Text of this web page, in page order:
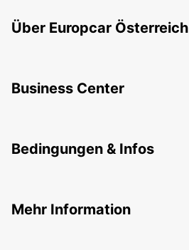
Über Europcar Österreich
Business Center
Bedingungen & Infos
Mehr Information